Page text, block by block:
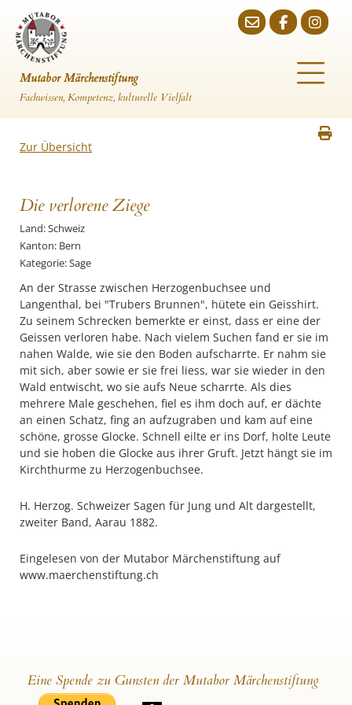
Mutabor Märchenstiftung
Fachwissen, Kompetenz, kulturelle Vielfalt
Zur Übersicht
Die verlorene Ziege
Land: Schweiz
Kanton: Bern
Kategorie: Sage
An der Strasse zwischen Herzogenbuchsee und
Langenthal, bei "Trubers Brunnen", hütete ein Geisshirt.
Zu seinem Schrecken bemerkte er einst, dass er eine der
Geissen verloren habe. Nach vielem Suchen fand er sie im
nahen Walde, wie sie den Boden aufscharrte. Er nahm sie
mit sich, aber sowie er sie frei liess, war sie wieder in den
Wald entwischt, wo sie aufs Neue scharrte. Als dies
mehrere Male geschehen, fiel es ihm doch auf, er dächte
an einen Schatz, fing an aufzugraben und kam auf eine
schöne, grosse Glocke. Schnell eilte er ins Dorf, holte Leute
und sie hoben die Glocke aus ihrer Gruft. Jetzt hängt sie im
Kirchthurme zu Herzogenbuchsee.
H. Herzog. Schweizer Sagen für Jung und Alt dargestellt,
zweiter Band, Aarau 1882.
Eingelesen von der Mutabor Märchenstiftung auf
www.maerchenstiftung.ch
Eine Spende zu Gunsten der Mutabor Märchenstiftung